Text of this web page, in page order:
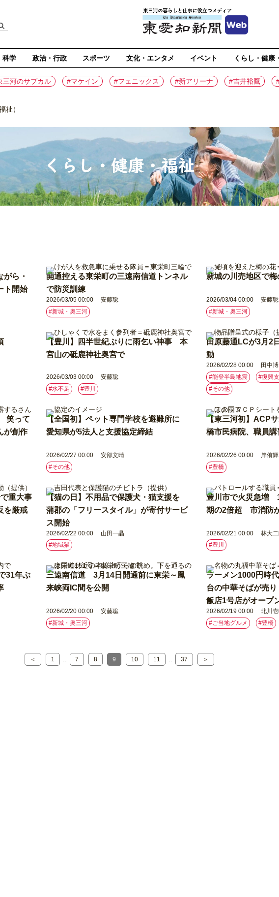
科学 政治・行政 スポーツ 文化・エンタメ イベント くらし・健康
三河のサブカル #マケイン #フェニックス #新アリーナ #吉井裕鷹
祉）
ら・
ト開始
開通控える東栄町の三遠南信道トンネル
で防災訓練
2026/03/05 00:00
安藤聡
#新城・奥三河
新城の川売地区で
2026/03/04 00:00
安藤聡
#新城・奥三河
【豊川】四半世紀ぶりに雨乞い神事 本
宮山の砥鹿神社奥宮で
2026/03/03 00:00
安藤聡
#水不足
#豊川
田原藤通LCが3月2
動
2026/02/28 00:00
田中
#能登半島地震
#復興
#その他
笑って
が創作
【全国初】ペット専門学校を避難所に
愛知県が5法人と支援協定締結
2026/02/27 00:00
安部文晴
#その他
【東三河初】ACP
橋市民病院、職員
2026/02/26 00:00
岸侑輝
#豊橋
重大事
を厳戒
【猫の日】不用品で保護犬・猫支援を
蒲郡の「フリースタイル」が寄付サービ
ス開始
2026/02/22 00:00
山田一晶
#地域猫
豊川市で火災急増
期の2倍超 市消防
2026/02/21 00:00
林大
#豊川
31年ぶ
三遠南信道 3月14日開通前に東栄～鳳
来峡両IC間を公開
2026/02/20 00:00
安藤聡
#新城・奥三河
ラーメン1000円時
台の中華そばが売
飯店1号店がオープ
2026/02/19 00:00
北川
#ご当地グルメ
#豊橋
＜ 1 7 8 9 10 11 37 ＞